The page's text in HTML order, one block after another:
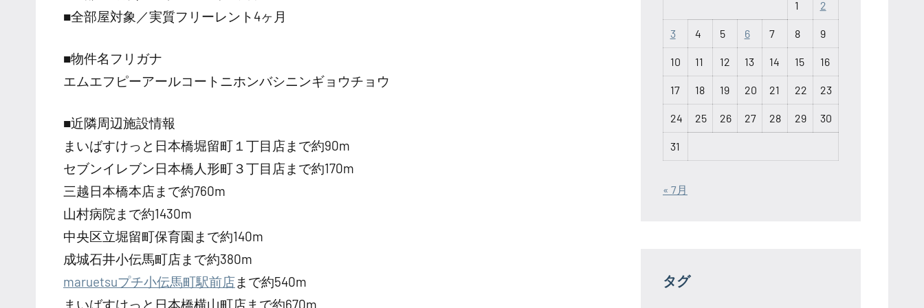
■全部屋対象／実質フリーレント4ヶ月
■物件名フリガナ
エムエフピーアールコートニホンバシニンギョウチョウ
■近隣周辺施設情報
まいばすけっと日本橋堀留町１丁目店まで約90m
セブンイレブン日本橋人形町３丁目店まで約170m
三越日本橋本店まで約760m
山村病院まで約1430m
中央区立堀留町保育園まで約140m
成城石井小伝馬町店まで約380m
maruetsuプチ小伝馬町駅前店まで約540m
まいばすけっと日本橋横山町店まで約670m
1 2
3 4 5 6 7 8 9
10 11 12 13 14 15 16
17 18 19 20 21 22 23
24 25 26 27 28 29 30
31
« 7月
タグ